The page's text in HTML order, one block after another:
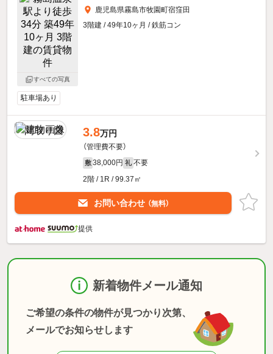
すべての写真
鹿児島県霧島市牧園町宿窪田
3階建 / 49年10ヶ月 / 鉄筋コン
駐車場あり
3.8万円
（管理費不要）
敷 38,000円 礼 不要
2階 / 1R / 99.37㎡
お問い合わせ （無料）
提供
新着物件メール通知
ご希望の条件の物件が見つかり次第、
メールでお知らせします